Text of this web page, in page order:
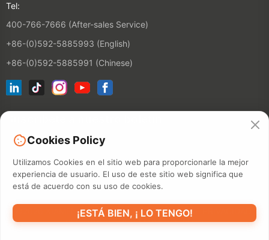
Tel:
400-766-7666 (After-sales Service)
+86-(0)592-5885993 (English)
+86-(0)592-5885991 (Chinese)
©2026 XIAMEN HANIN CO., LTD.POLÍTICA DE PRIVACIDAD
PERÍODO DE USO MAPA DEL SITIO
Cookies Policy
Utilizamos Cookies en el sitio web para proporcionarle la mejor
experiencia de usuario. El uso de este sitio web significa que
está de acuerdo con su uso de cookies.
¡ESTÁ BIEN, ¡ LO TENGO!